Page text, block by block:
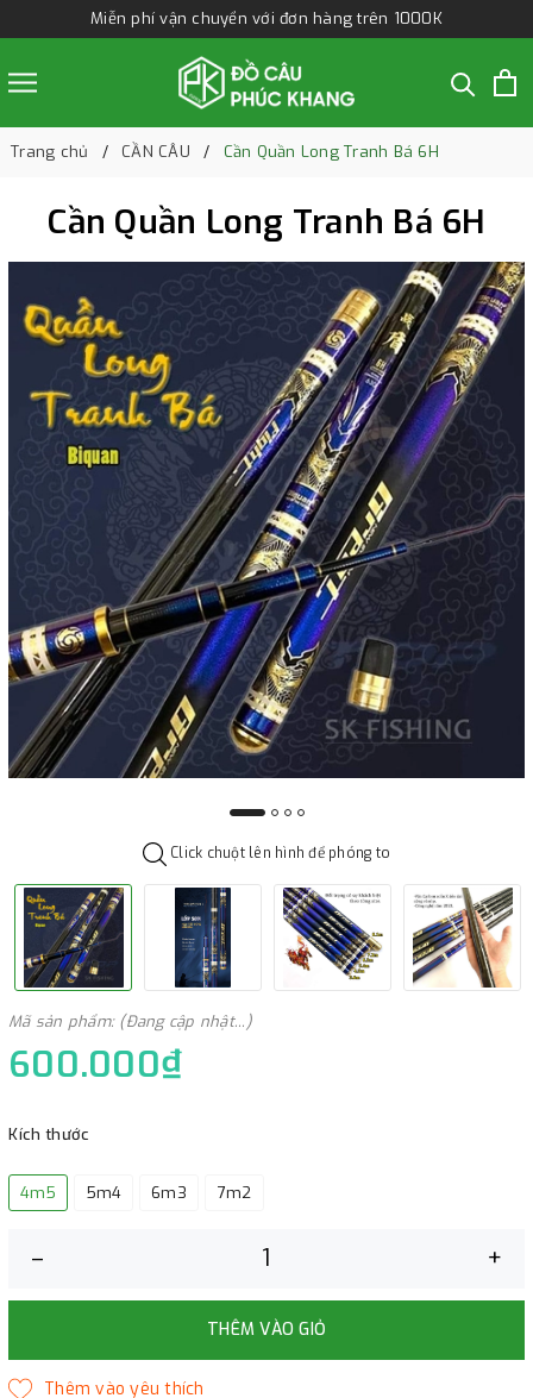
Miễn phí vận chuyển với đơn hàng trên 1000K
Trang chủ CẦN CÂU Cần Quần Long Tranh Bá 6H
Cần Quần Long Tranh Bá 6H
Click chuột lên hình để phóng to
Mã sản phẩm: (Đang cập nhật...)
600.000₫
Kích thước
4m5 5m4 6m3 7m2
– +
THÊM VÀO GIỎ